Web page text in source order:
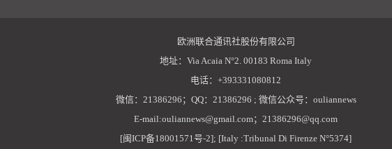
欧洲联合通讯社股份有限公司
地址：Via Acaia N°2. 00183 Roma Italy
电话：+393331080812
微信：21386296；QQ：21386296 ; 微信公众号：ouliannews
E-mail:ouliannews@gmail.com；21386296@qq.com
[闽ICP备18001571号-2]; [Italy :Tribunal Di Firenze N°5374]